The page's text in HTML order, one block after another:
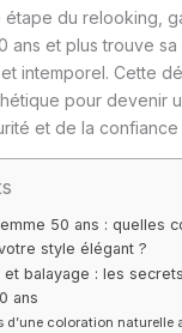
du relooking,
ans et plus trouve
intemporel. Cette
pour devenir
et de la confiance
50 ans : quelles
style élégant ?
balayage : les
ans
d’une coloration naturelle